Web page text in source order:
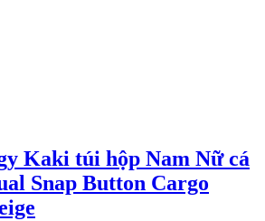
Kaki túi hộp Nam Nữ cá
Snap Button Cargo